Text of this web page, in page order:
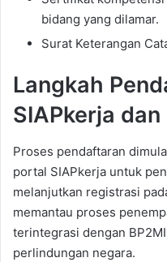
bidang yang dilamar.
Surat Keterangan
Langkah
SIAPkerja dan
Proses pendaftaran
portal SIAPkerja untuk
melanjutkan registrasi
memantau proses
terintegrasi dengan
perlindungan negara.